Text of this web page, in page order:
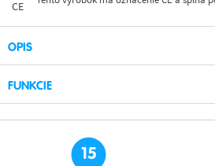
OPIS
FUNKCIE
15